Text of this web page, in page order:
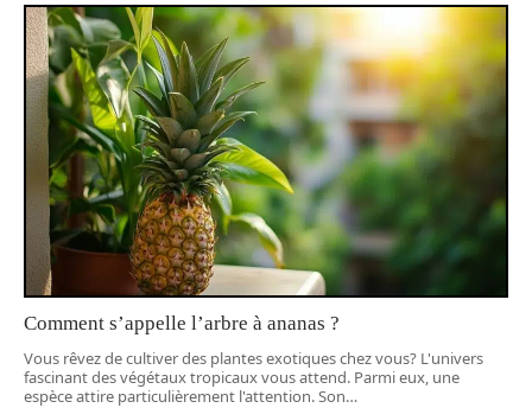
Comment s’appelle l’arbre à ananas ?
Vous rêvez de cultiver des plantes exotiques chez vous? L'univers
fascinant des végétaux tropicaux vous attend. Parmi eux, une
espèce attire particulièrement l'attention. Son…